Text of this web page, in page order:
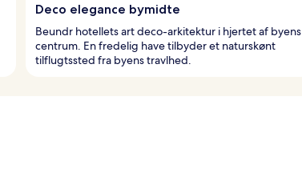
Deco elegance bymidte
Beundr hotellets art deco-arkitektur i hjertet af byens
centrum. En fredelig have tilbyder et naturskønt
tilflugtssted fra byens travlhed.